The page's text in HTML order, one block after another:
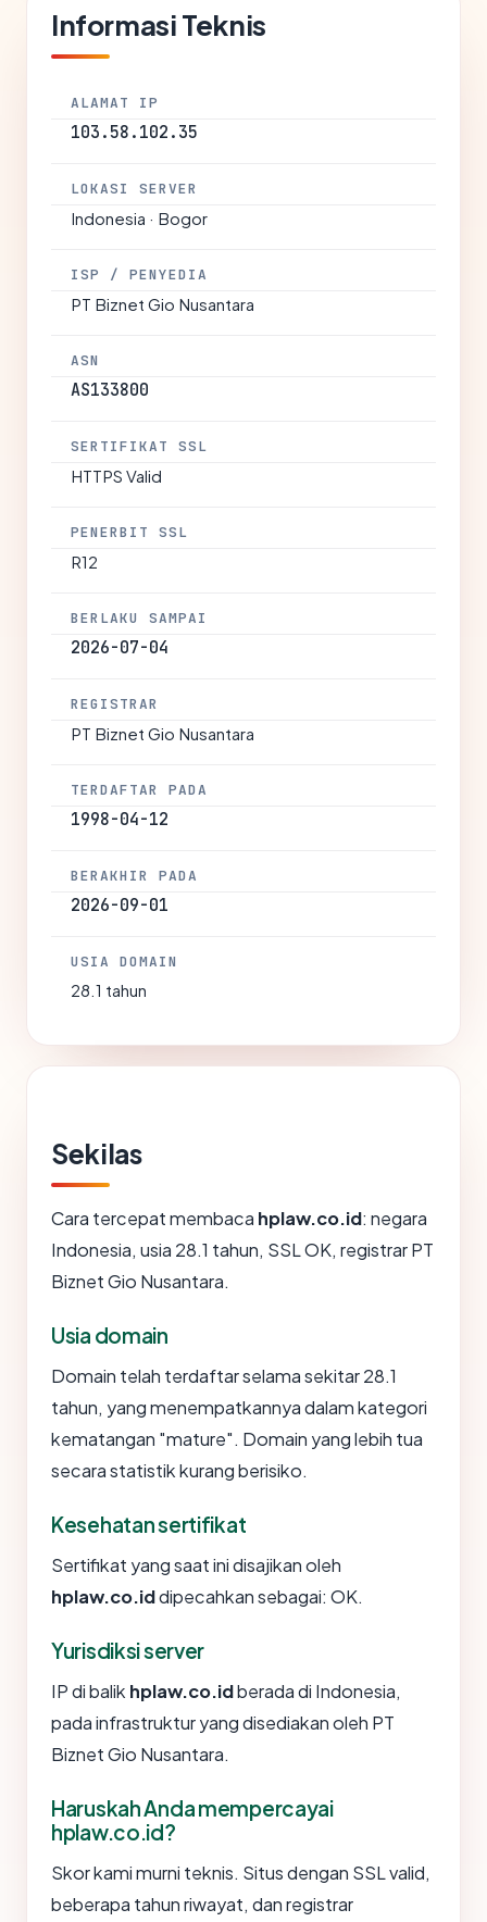
Informasi Teknis
ALAMAT IP
103.58.102.35
LOKASI SERVER
Indonesia · Bogor
ISP / PENYEDIA
PT Biznet Gio Nusantara
ASN
AS133800
SERTIFIKAT SSL
HTTPS Valid
PENERBIT SSL
R12
BERLAKU SAMPAI
2026-07-04
REGISTRAR
PT Biznet Gio Nusantara
TERDAFTAR PADA
1998-04-12
BERAKHIR PADA
2026-09-01
USIA DOMAIN
28.1 tahun
Sekilas
Cara tercepat membaca hplaw.co.id: negara
Indonesia, usia 28.1 tahun, SSL OK, registrar PT
Biznet Gio Nusantara.
Usia domain
Domain telah terdaftar selama sekitar 28.1
tahun, yang menempatkannya dalam kategori
kematangan "mature". Domain yang lebih tua
secara statistik kurang berisiko.
Kesehatan sertifikat
Sertifikat yang saat ini disajikan oleh
hplaw.co.iddipecahkan sebagai: OK.
Yurisdiksi server
IP di balik hplaw.co.idberada di Indonesia,
pada infrastruktur yang disediakan oleh PT
Biznet Gio Nusantara.
Haruskah Anda mempercayai
hplaw.co.id?
Skor kami murni teknis. Situs dengan SSL valid,
beberapa tahun riwayat, dan registrar